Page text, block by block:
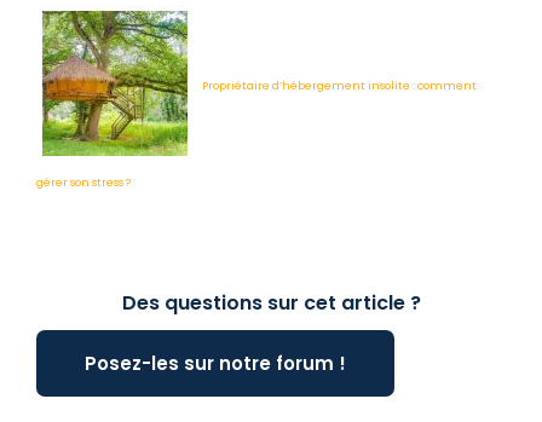
Propriétaire d’hébergement insolite : comment
gérer son stress ?
Des questions sur cet article ?
Posez-les sur notre forum !